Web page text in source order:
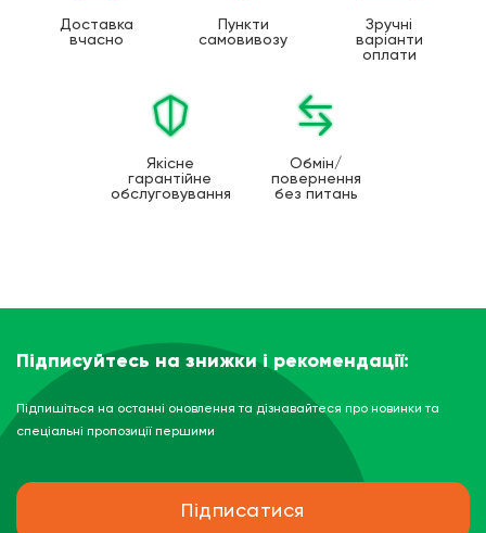
Доставка
вчасно
Пункти
самовивозу
Зручні
варіанти
оплати
Якісне
гарантійне
обслуговування
Обмін/
повернення
без питань
Підписуйтесь на знижки і рекомендації:
Підпишіться на останні оновлення та дізнавайтеся про новинки та
спеціальні пропозиції першими
Підписатися